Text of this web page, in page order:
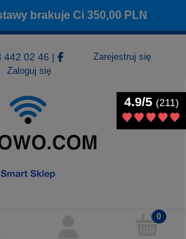
brakuje Ci350,00 PLN
442 02 46 |
Zarejestruj się
Zaloguj się
4.9/5 (211)
4.9/5 (211)